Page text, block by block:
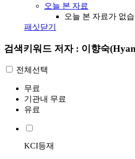
오늘 본 자료
오늘 본 자료가 없
패싯닫기
검색키워드 저자 : 이향숙
전체선택
무료
기관내 무료
유료
KCI등재